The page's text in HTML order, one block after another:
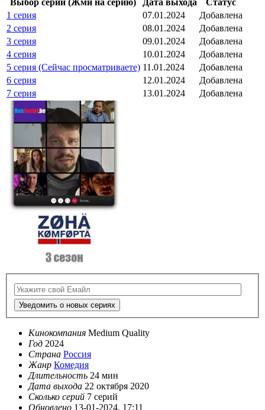
1 серия
07.01.2024
Добавлена
2 серия
08.01.2024
Добавлена
3 серия
09.01.2024
Добавлена
4 серия
10.01.2024
Добавлена
5 серия (Сейчас просматриваете) 11.01.2024
Добавлена
6 серия
12.01.2024
Добавлена
7 серия
13.01.2024 Добавлена
Уведомить о новых сериях
Кинокомпания Medium Quality
Год 2024
Страна Россия
Жанр Комедия
Длительность 24 мин
Дата выхода 22 октября 2020
Сколько серий 7 серий
Обновлено 13-01-2024, 17:11